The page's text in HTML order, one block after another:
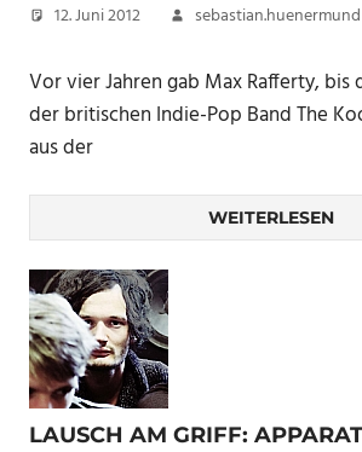
12. Juni 2012 sebastian.huenermund
Vor vier Jahren gab Max Rafferty, bis
der britischen Indie-Pop Band The
aus der
WEITERLESEN
LAUSCH AM GRIFF: